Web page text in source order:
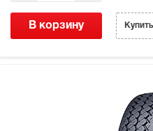
В корзину